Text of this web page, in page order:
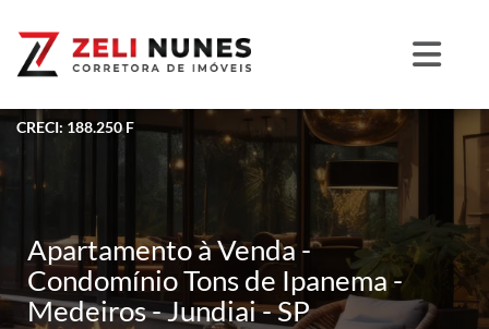
CRECI: 188.250 F
Apartamento à Venda -
Condomínio Tons de Ipanema -
Medeiros - Jundiai - SP